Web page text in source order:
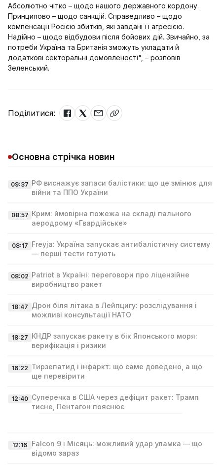
Абсолютно чітко – щодо нашого державного кордону.
Принципово – щодо санкцій. Справедливо – щодо
компенсації Росією збитків, які завдані її агресією.
Надійно – щодо відбудови після бойових дій. Звичайно, за
потреби Україна та Британія зможуть укладати й
додаткові секторальні домовленості", – розповів
Зеленський.
Поділитися:
Основна стрічка новин
09:37 РФ виснажує запаси балістики: що це змінює для
війни та ППО України
08:57 Крим: ймовірна пожежа на складі пального
аеродрому «Гвардійське»
08:17 Freyja: Україна запускає антибалістичну систему
— перші тести готують
08:02 Patriot в Україні: переговори про ліцензійне
виробництво ракет
18:47 Дрон біля літака в Лейпцигу: розслідування і
можливі консультації НАТО
18:27 КНДР запускає ракету в бік Японського моря:
верифікація і ризики
16:22 Тирзепатид і інфаркт: що саме доведено, а що
ще перевірити
12:40 Суперечка в США через дефіцит ракет: Трамп
тисне, Пентагон пояснює
12:16
Falcon 9 і Місяць: можливий удар уламка — що
відомо зараз